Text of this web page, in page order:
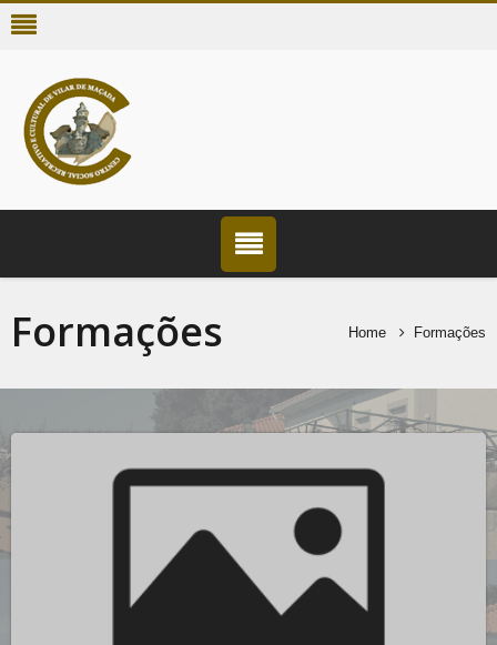
Formações Home Formações